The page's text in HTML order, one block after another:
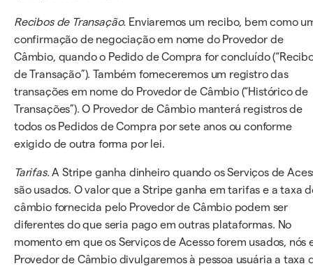
Recibos de Transação. Enviaremos um recibo, bem como
confirmação de negociação em nome do Provedor de
Câmbio, quando o Pedido de Compra for concluído
de Transação”). Também forneceremos um registro das
transações em nome do Provedor de Câmbio (“Histórico de
Transações”). O Provedor de Câmbio manterá registros de
todos os Pedidos de Compra por sete anos ou conforme
exigido de outra forma por lei.
Tarifas. A Stripe ganha dinheiro quando os Serviços de
são usados. O valor que a Stripe ganha em tarifas e a taxa
câmbio fornecida pelo Provedor de Câmbio podem ser
diferentes do que seria pago em outras plataformas. No
momento em que os Serviços de Acesso forem usados, nós
Provedor de Câmbio divulgaremos à pessoa usuária a taxa